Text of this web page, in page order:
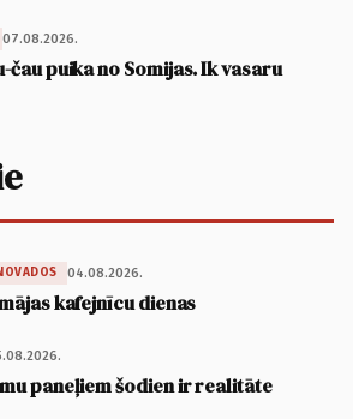
07.08.2026.
čau puika no Somijas. Ik vasaru
04.08.2026.
kafejnīcu dienas
paneļiem šodien ir realitāte